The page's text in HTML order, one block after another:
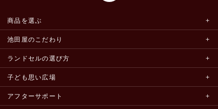
商品を選ぶ
池田屋のこだわり
ランドセルの選び方
子ども思い広場
アフターサポート